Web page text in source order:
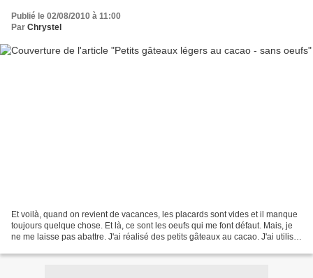
Publié le 02/08/2010 à 11:00
Par Chrystel
Et voilà, quand on revient de vacances, les placards sont vides et il manque
toujours quelque chose. Et là, ce sont les oeufs qui me font défaut. Mais, je
ne me laisse pas abattre. J'ai réalisé des petits gâteaux au cacao. J'ai utilisé